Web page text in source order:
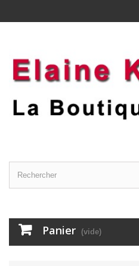
Panier (vide)